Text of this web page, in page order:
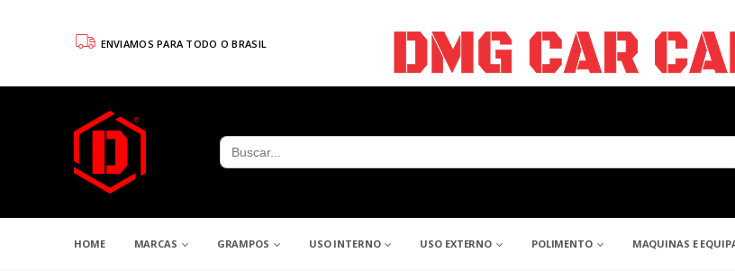
ENVIAMOS PARA TODO O BRASIL
Search
for:
HOME MARCAS GRAMPOS USO INTERNO USO EXTERNO POLIMENTO MAQUINAS E